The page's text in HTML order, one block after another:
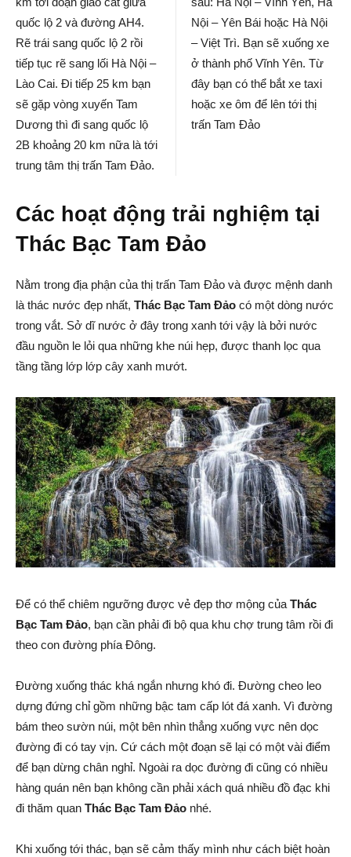
quốc lộ 2 và đường AH4.
Rẽ trái sang quốc lộ 2 rồi
tiếp tục rẽ sang lối Hà Nội –
Lào Cai. Đi tiếp 25 km bạn
sẽ gặp vòng xuyến Tam
Dương thì đi sang quốc lộ
2B khoảng 20 km nữa là tới
trung tâm thị trấn Tam Đảo.
Nội – Yên Bái hoặc Hà Nội
– Việt Trì. Bạn sẽ xuống xe
ở thành phố Vĩnh Yên. Từ
đây bạn có thể bắt xe taxi
hoặc xe ôm để lên tới thị
trấn Tam Đảo
Các hoạt động trải nghiệm tại
Thác Bạc Tam Đảo
Nằm trong địa phận của thị trấn Tam Đảo và được mệnh danh
là thác nước đẹp nhất, Thác Bạc Tam Đảo có một dòng nước
trong vắt. Sở dĩ nước ở đây trong xanh tới vậy là bởi nước
đầu nguồn le lỏi qua những khe núi hẹp, được thanh lọc qua
tầng tầng lớp lớp cây xanh mướt.
Để có thể chiêm ngưỡng được vẻ đẹp thơ mộng củaThác
Bạc Tam Đảo, bạn cần phải đi bộ qua khu chợ trung tâm rồi đi
theo con đường phía Đông.
Đường xuống thác khá ngắn nhưng khó đi. Đường cheo leo
dựng đứng chỉ gồm những bậc tam cấp lót đá xanh. Vì đường
bám theo sườn núi, một bên nhìn thẳng xuống vực nên dọc
đường đi có tay vịn. Cứ cách một đoạn sẽ lại có một vài điểm
để bạn dừng chân nghỉ. Ngoài ra dọc đường đi cũng có nhiều
hàng quán nên bạn không cần phải xách quá nhiều đồ đạc khi
đi thăm quan Thác Bạc Tam Đảo nhé.
Khi xuống tới thác, bạn sẽ cảm thấy mình như cách biệt hoàn